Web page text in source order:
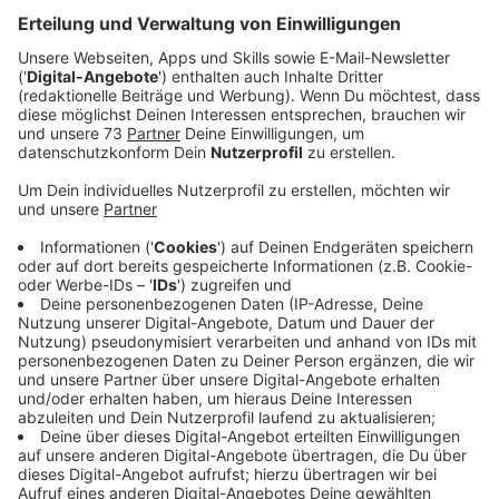
Anzeige
Geburtstagstraditionen auf der Arbeit
Daniel hat heute (5.6) Geburtstag und hat von Silvia
schon eine kleine Überraschung bekommen. Man will
dem Kollegen schließlich trotz Arbeit einen schönen
Geburtstag machen, oder? Was macht Ihr, wenn ein
Arbeitskollege Geburtstag hat? Backt Ihr einen
Kuchen für die Person, oder muss sie selbst was
mitbringen? Wird der Schreibtisch geschmückt oder
gibt es vielleicht sogar ein kleines Geschenk? Wir
sprechen drüber!